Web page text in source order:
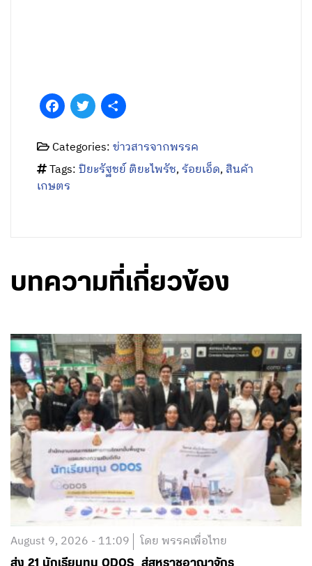
Tags:ปิยะรัฐชย์ ติยะไพรัช
เกษตร
August 9, 2026 - 11:09 โดย พรรคเพื่อไทย
ส่ง 21 นักเรียนทุน ODOS สู่สหราชอาณาจักร
อ่านต่อ